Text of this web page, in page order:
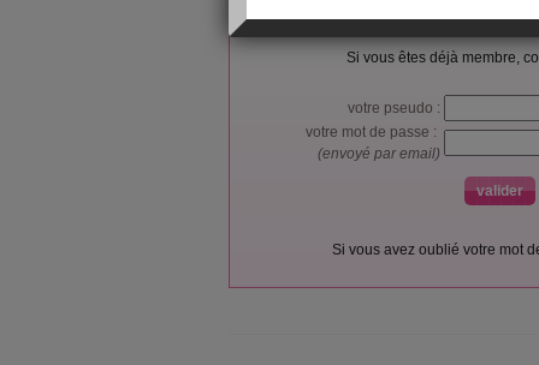
Si vous êtes déjà membre,
votre pseudo :
votre mot de passe :
(envoyé par email)
Si vous avez oublié votre mot